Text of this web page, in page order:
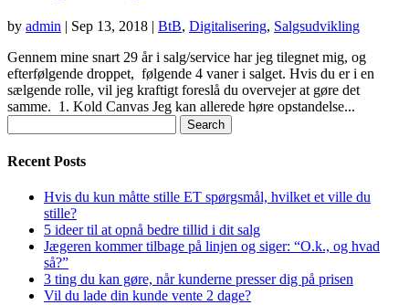
by admin | Sep 13, 2018 | BtB, Digitalisering, Salgsudvikling
Gennem mine snart 29 år i salg/service har jeg tilegnet mig, og
efterfølgende droppet, følgende 4 vaner i salget. Hvis du er i en
sælgende rolle, vil jeg kraftigt foreslå du overvejer at gøre det
samme. 1. Kold Canvas Jeg kan allerede høre opstandelse...
for:
Recent Posts
Hvis du kun måtte stille ET spørgsmål, hvilket et ville du
stille?
5 ideer til at opnå bedre tillid i dit salg
Jægeren kommer tilbage på linjen og siger: “O.k., og hvad
så?”
3 ting du kan gøre, når kunderne presser dig på prisen
Vil du lade din kunde vente 2 dage?